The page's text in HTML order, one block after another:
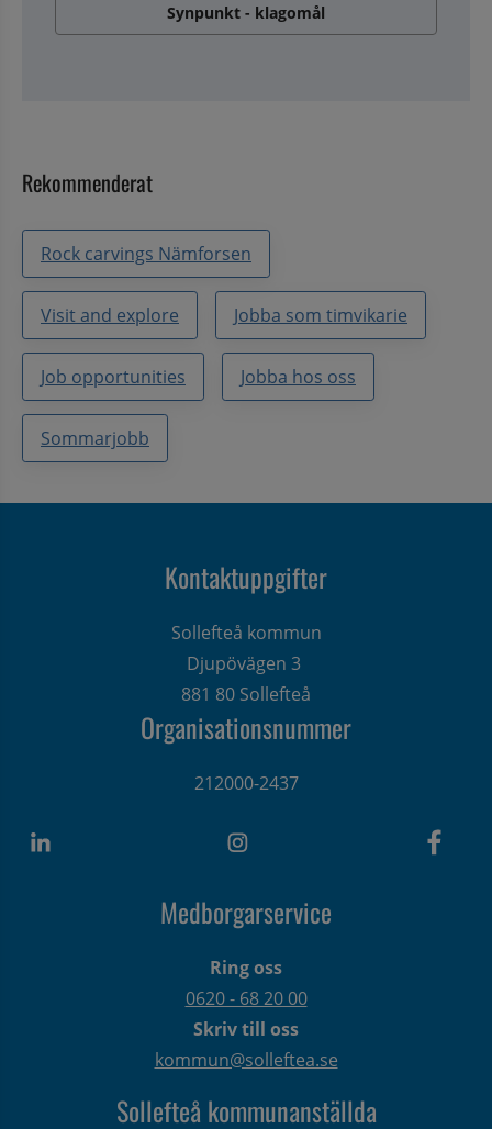
Synpunkt - klagomål
Rekommenderat
Rock carvings Nämforsen
Visit and explore Jobba som timvikarie
Job opportunities Jobba hos oss
Sommarjobb
Kontaktuppgifter
Sollefteå kommun
Djupövägen 3
881 80 Sollefteå
Organisationsnummer
212000-2437
Medborgarservice
Ring oss
0620 - 68 20 00
Skriv till oss
kommun@solleftea.se
Sollefteå kommunanställda